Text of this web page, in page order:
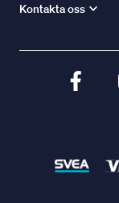
Kontakta oss